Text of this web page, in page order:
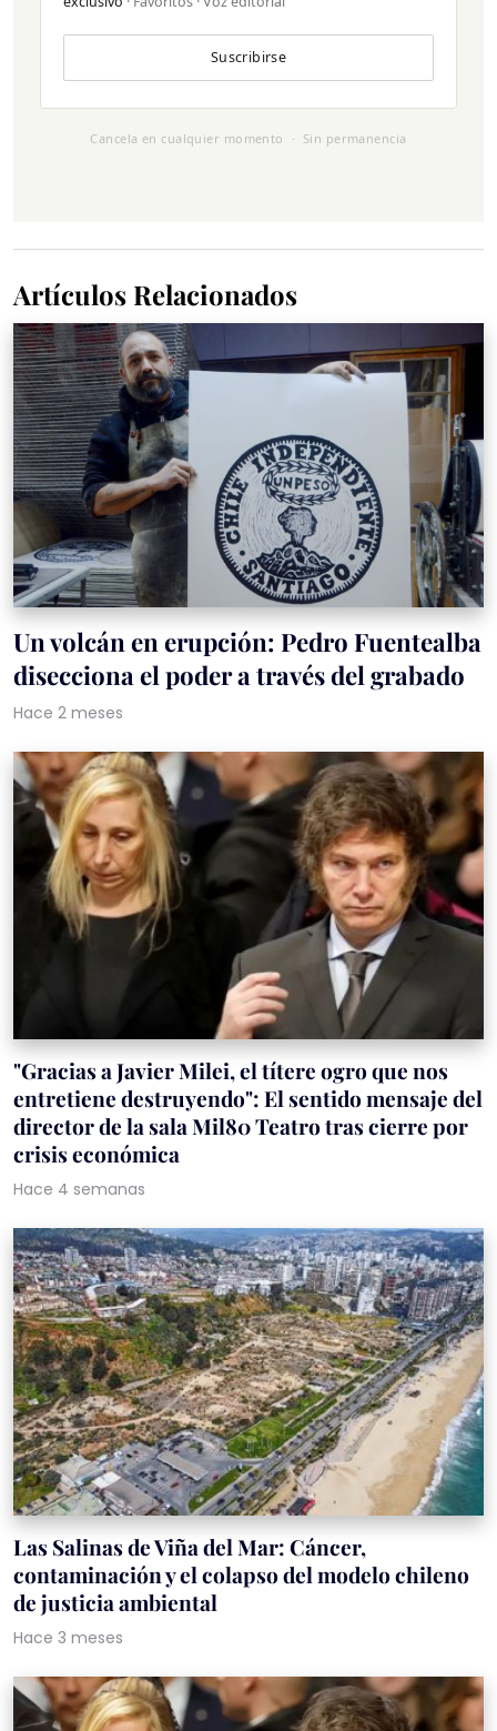
Suscribirse
Cancela en cualquier momento · Sin permanencia
Artículos Relacionados
Un volcán en erupción: Pedro Fuentealba
disecciona el poder a través del grabado
Hace 2 meses
"Gracias a Javier Milei, el títere ogro que nos
entretiene destruyendo": El sentido mensaje del
director de la sala Mil80 Teatro tras cierre por
crisis económica
Hace 4 semanas
Las Salinas de Viña del Mar: Cáncer,
contaminación y el colapso del modelo chileno
de justicia ambiental
Hace 3 meses